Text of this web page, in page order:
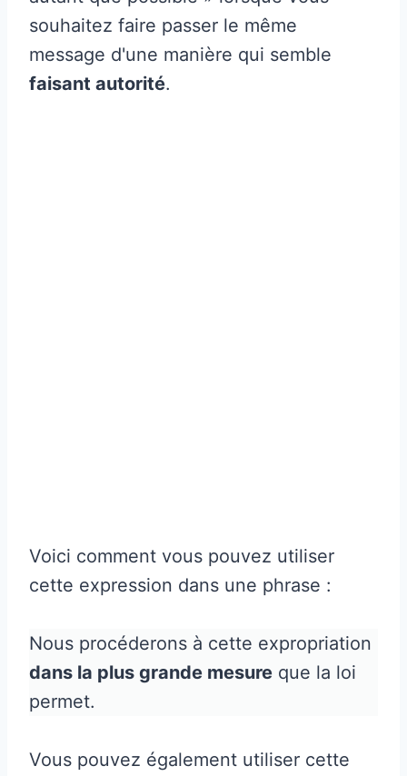
souhaitez faire passer le même
message d'une manière qui semble
faisant autorité.
Voici comment vous pouvez utiliser
cette expression dans une phrase :
Nous procéderons à cette expropriation
dans la plus grande mesure que la loi
permet.
Vous pouvez également utiliser cette